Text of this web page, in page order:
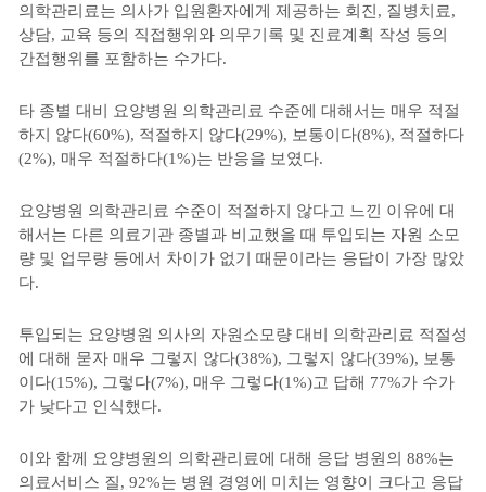
의학관리료는 의사가 입원환자에게 제공하는 회진, 질병치료,
상담, 교육 등의 직접행위와 의무기록 및 진료계획 작성 등의
간접행위를 포함하는 수가다.
타 종별 대비 요양병원 의학관리료 수준에 대해서는 매우 적절
하지 않다(60%), 적절하지 않다(29%), 보통이다(8%), 적절하다
(2%), 매우 적절하다(1%)는 반응을 보였다.
요양병원 의학관리료 수준이 적절하지 않다고 느낀 이유에 대
해서는 다른 의료기관 종별과 비교했을 때 투입되는 자원 소모
량 및 업무량 등에서 차이가 없기 때문이라는 응답이 가장 많았
다.
투입되는 요양병원 의사의 자원소모량 대비 의학관리료 적절성
에 대해 묻자 매우 그렇지 않다(38%), 그렇지 않다(39%), 보통
이다(15%), 그렇다(7%), 매우 그렇다(1%)고 답해 77%가 수가
가 낮다고 인식했다.
이와 함께 요양병원의 의학관리료에 대해 응답 병원의 88%는
의료서비스 질, 92%는 병원 경영에 미치는 영향이 크다고 응답